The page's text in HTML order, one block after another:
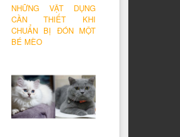
NHỮNG VẬT DỤNG
CẦN THIẾT KHI
CHUẨN BỊ ĐÓN MỘT
BÉ MÈO